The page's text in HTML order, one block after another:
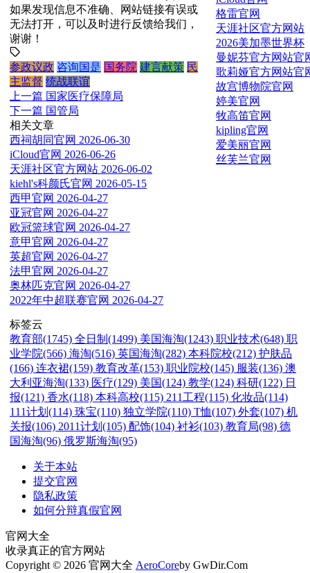
如果发现信息不准确、网站链接有误或
无法打开，可以及时进行反馈给我们，
谢谢！
参政议政 咨询国是 国务院 建言献策 民
主监督 统战联谊
上一篇 国家医疗保障局
下一篇 国管局
相关文章
西祠胡同官网 2026-06-30
iCloud官网 2026-06-26
天涯社区官方网站 2026-06-02
kiehl's科颜氏官网 2026-05-15
西甲官网 2026-04-27
亚冠官网 2026-04-27
欧冠篮球官网 2026-04-27
意甲官网 2026-04-27
英超官网 2026-04-27
法甲官网 2026-04-27
奥林匹克官网 2026-04-27
2022年中超联赛官网 2026-04-27
格雷官网
天涯社区官方网站
2026美加墨世界杯
曼妮芬官方网站官
歌莉娅官方网站官
故宫博物院官网
婷美官网
牧高笛官网
kipling官网
爱美丽官网
丝芙兰官网
标签云
教育部(1745) 全日制(1499) 美国海淘(1243) 职业技术(648) 职
业学院(566) 海淘(516) 英国海淘(282) 本科院校(212) 护肤品
(166) 连衣裙(159) 教育改革(153) 职业院校(145) 服装(136) 澳
大利亚海淘(133) 医疗(129) 美国(124) 教学(124) 科研(122) 日
报(121) 香水(118) 本科高校(115) 211工程(115) 化妆品(114)
111计划(114) 珠宝(110) 独立学院(110) T恤(107) 外套(107) 机
关报(106) 2011计划(105) 配饰(104) 衬衫(103) 教育局(98) 德
国海淘(96) 俄罗斯海淘(95)
关于本站
提交官网
隐私政策
如何分辩真假官网
官网大全
收录真正的官方网站
Copyright © 2026 官网大全 AeroCoreby GwDir.Com